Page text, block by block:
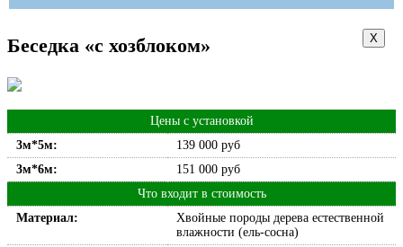
Х
Беседка «с хозблоком»
Цены с установкой
3м*5м:
139 000 руб
3м*6м:
151 000 руб
Что входит в стоимость
Материал:
Хвойные породы дерева естественной
влажности (ель-сосна)